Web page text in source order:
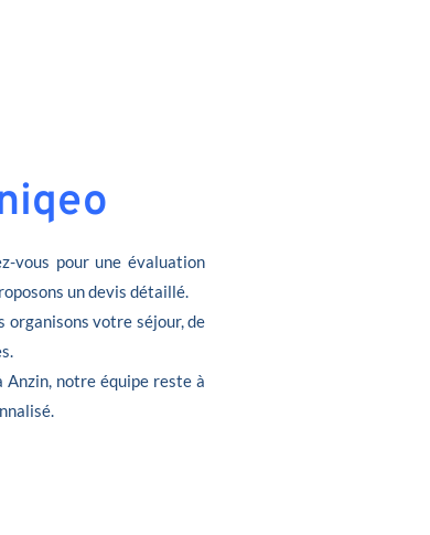
vous pour une évaluation
un devis détaillé.
organisons votre séjour, de
notre équipe reste à